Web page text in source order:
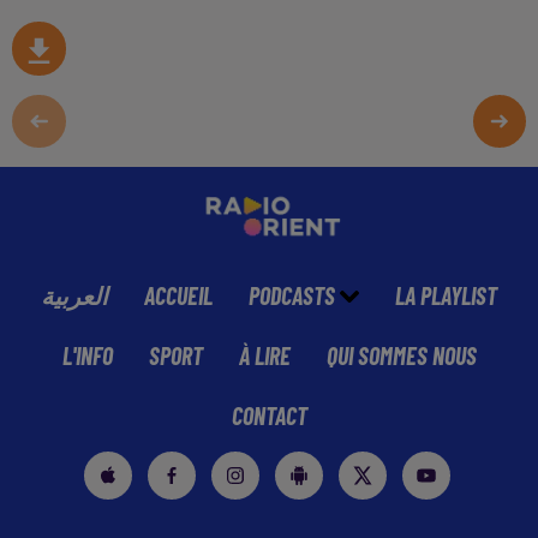
العربية ACCUEIL PODCASTS LA PLAYLIST
L'INFO SPORT À LIRE QUI SOMMES NOUS
CONTACT